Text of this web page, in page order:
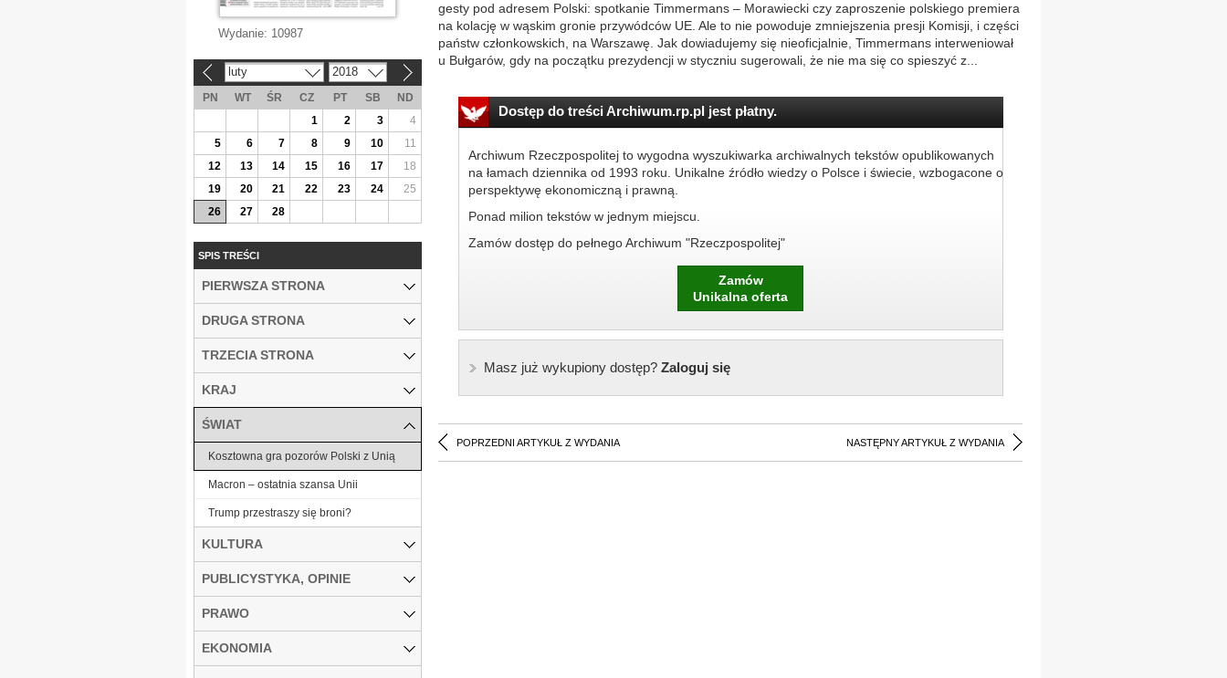
gesty pod adresem Polski: spotkanie Timmermans – Morawiecki czy zaproszenie polskiego premiera
na kolację w wąskim gronie przywódców UE. Ale to nie powoduje zmniejszenia presji Komisji, i części
państw członkowskich, na Warszawę. Jak dowiadujemy się nieoficjalnie, Timmermans interweniował
u Bułgarów, gdy na początku prezydencji w styczniu sugerowali, że nie ma się co spieszyć z...
Dostęp do treści Archiwum.rp.pl jest płatny.
Archiwum Rzeczpospolitej to wygodna wyszukiwarka archiwalnych tekstów opublikowanych
na łamach dziennika od 1993 roku. Unikalne źródło wiedzy o Polsce i świecie, wzbogacone o
perspektywę ekonomiczną i prawną.
Ponad milion tekstów w jednym miejscu.
Zamów dostęp do pełnego Archiwum "Rzeczpospolitej"
Zamów
Unikalna oferta
Masz już wykupiony dostęp?Zaloguj się
POPRZEDNI ARTYKUŁ Z WYDANIA NASTĘPNY ARTYKUŁ Z WYDANIA
Wydanie: 10987
luty 2018
PN WT ŚR CZ PT SB
ND
1
2 3
4
5
6 7 8 9 10
11
12
13 14 15 16 17
18
19
20 21 22 23 24
25
26
27 28
SPIS TREŚCI
PIERWSZA STRONA
DRUGA STRONA
TRZECIA STRONA
KRAJ
ŚWIAT
Kosztowna gra pozorów Polski z Unią
Macron – ostatnia szansa Unii
Trump przestraszy się broni?
KULTURA
PUBLICYSTYKA, OPINIE
PRAWO
EKONOMIA